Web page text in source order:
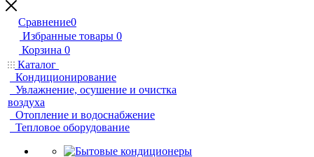
Сравнение0
Избранные товары 0
Корзина 0
Каталог
Кондиционирование
Увлажнение, осушение и очистка
воздуха
Отопление и водоснабжение
Тепловое оборудование